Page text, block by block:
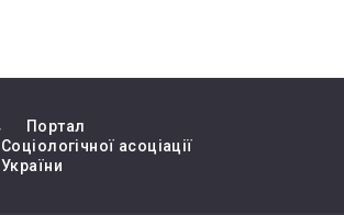
Портал
Cоціологічної асоціації
України